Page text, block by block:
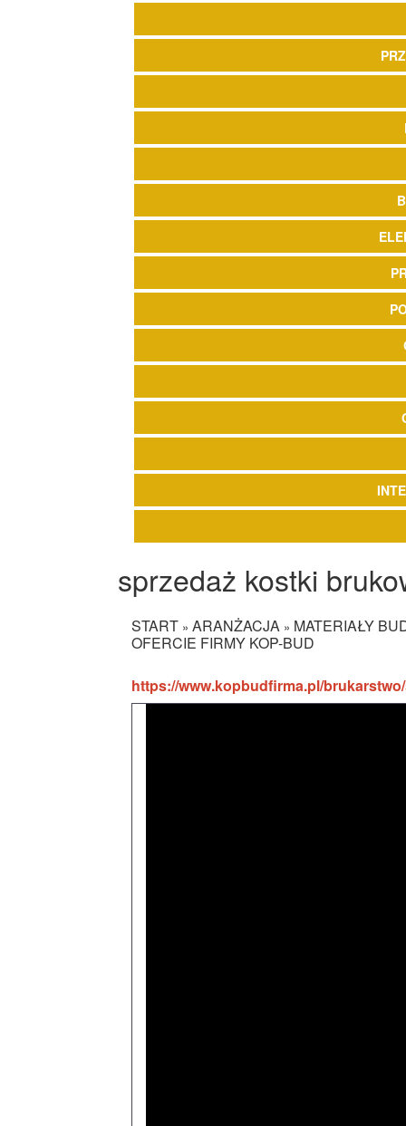
sprzedaż kostki
START » ARANŻACJA » MATERIAŁY
OFERCIE FIRMY KOP-BUD
https://www.kopbudfirma.pl/